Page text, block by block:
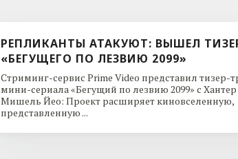
РЕПЛИКАНТЫ АТАКУЮТ: ВЫШЕЛ
«БЕГУЩЕГО ПО ЛЕЗВИЮ 2099»
Стриминг-сервис Prime Video представил тизер-
мини-сериала «Бегущий по лезвию 2099» с
Мишель Йео: Проект расширяет киновселенную,
представленную ...